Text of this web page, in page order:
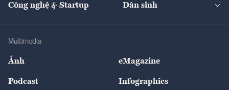
Tư vấn Nông sản
Giải trí
Công nghệ & Startup Dân sinh
Multimedia
Ảnh eMagazine
Podcast Infographics